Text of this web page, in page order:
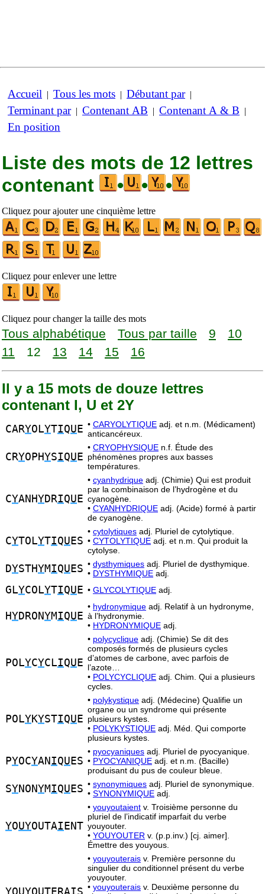
Accueil | Tous les mots | Débutant par|
Terminant par| Contenant AB | Contenant A & B |
En position
Liste des mots de 12 lettres
contenant
• • •
Cliquez pour ajouter une cinquième lettre
Cliquez pour enlever une lettre
Cliquez pour changer la taille des mots
Tous alphabétique Tous par taille 9
10
11
12 13 14 15 16
Il y a 15 mots de douze lettres
contenant I, U et 2Y
CARYOLYTIQU E • CARYOLYTIQUE adj. et n.m. (Médicament)
anticancéreux.
CRYOPHYSIQU E
• CRYOPHYSIQUE n.f. Étude des
phénomènes propres aux basses
températures.
CYANHYDRIQU E
• cyanhydrique adj. (Chimie) Qui est produit
par la combinaison de l’hydrogène et du
cyanogène.
• CYANHYDRIQUE adj. (Acide) formé à partir
de cyanogène.
CYTOLYTIQU ES
• cytolytiques adj. Pluriel de cytolytique.
• CYTOLYTIQUE adj. et n.m. Qui produit la
cytolyse.
DYSTHYMIQU ES • dysthymiques adj. Pluriel de dysthymique.
• DYSTHYMIQUE adj.
GLYCOLYTIQU E • GLYCOLYTIQUE adj.
HYDRONYMIQU E
• hydronymique adj. Relatif à un hydronyme,
à l’hydronymie.
• HYDRONYMIQUE adj.
POLYCYCLIQU E
• polycyclique adj. (Chimie) Se dit des
composés formés de plusieurs cycles
d’atomes de carbone, avec parfois de
l’azote…
• POLYCYCLIQUE adj. Chim. Qui a plusieurs
cycles.
POLYKYSTIQU E
• polykystique adj. (Médecine) Qualifie un
organe ou un syndrome qui présente
plusieurs kystes.
• POLYKYSTIQUE adj. Méd. Qui comporte
plusieurs kystes.
PYOCYAN IQU ES
• pyocyaniques adj. Pluriel de pyocyanique.
• PYOCYANIQUE adj. et n.m. (Bacille)
produisant du pus de couleur bleue.
SYNONYMIQU ES • synonymiques adj. Pluriel de synonymique.
• SYNONYMIQUE adj.
YOUYOUTAI ENT
• youyoutaient v. Troisième personne du
pluriel de l’indicatif imparfait du verbe
youyouter.
• YOUYOUTER v. (p.p.inv.) [cj. aimer].
Émettre des youyous.
YOUYOUTERAIS
• youyouterais v. Première personne du
singulier du conditionnel présent du verbe
youyouter.
• youyouterais v. Deuxième personne du